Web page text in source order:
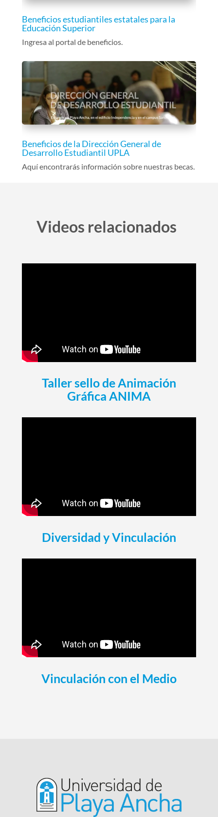
Beneficios estudiantiles estatales para la
Educación Superior
Ingresa al portal de beneficios.
Beneficios de la Dirección General de
Desarrollo Estudiantil UPLA
Aquí encontrarás información sobre nuestras becas.
Videos relacionados
Taller sello de Animación
Gráfica ANIMA
Diversidad y Vinculación
Vinculación con el Medio